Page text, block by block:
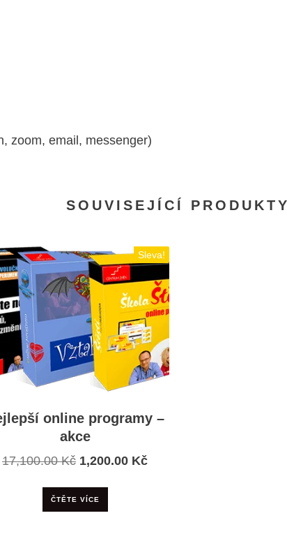
zoom, email, messenger)
SOUVISEJÍCÍ PRODUKTY
Sleva!
online programy –
akce
17,100.00Kč Původní
byla:
17,100.00 Kč.
1,200.00 KčAktuální
ČTĚTE VÍCE